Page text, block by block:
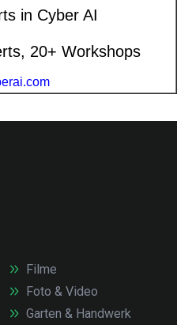
Filme
Foto & Video
Garten & Handwerk